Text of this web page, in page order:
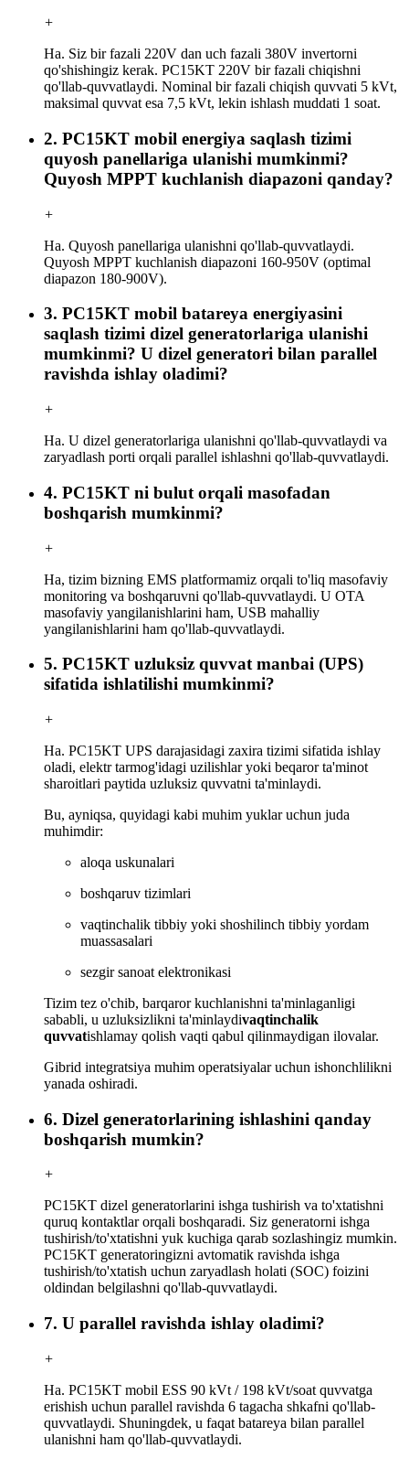
+
Ha. Siz bir fazali 220V dan uch fazali 380V invertorni
qo'shishingiz kerak. PC15KT 220V bir fazali chiqishni
qo'llab-quvvatlaydi. Nominal bir fazali chiqish quvvati 5 kVt,
maksimal quvvat esa 7,5 kVt, lekin ishlash muddati 1 soat.
2. PC15KT mobil energiya saqlash tizimi
quyosh panellariga ulanishi mumkinmi?
Quyosh MPPT kuchlanish diapazoni qanday?
+
Ha. Quyosh panellariga ulanishni qo'llab-quvvatlaydi.
Quyosh MPPT kuchlanish diapazoni 160-950V (optimal
diapazon 180-900V).
3. PC15KT mobil batareya energiyasini
saqlash tizimi dizel generatorlariga ulanishi
mumkinmi? U dizel generatori bilan parallel
ravishda ishlay oladimi?
+
Ha. U dizel generatorlariga ulanishni qo'llab-quvvatlaydi va
zaryadlash porti orqali parallel ishlashni qo'llab-quvvatlaydi.
4. PC15KT ni bulut orqali masofadan
boshqarish mumkinmi?
+
Ha, tizim bizning EMS platformamiz orqali to'liq masofaviy
monitoring va boshqaruvni qo'llab-quvvatlaydi. U OTA
masofaviy yangilanishlarini ham, USB mahalliy
yangilanishlarini ham qo'llab-quvvatlaydi.
5. PC15KT uzluksiz quvvat manbai (UPS)
sifatida ishlatilishi mumkinmi?
+
Ha. PC15KT UPS darajasidagi zaxira tizimi sifatida ishlay
oladi, elektr tarmog'idagi uzilishlar yoki beqaror ta'minot
sharoitlari paytida uzluksiz quvvatni ta'minlaydi.
Bu, ayniqsa, quyidagi kabi muhim yuklar uchun juda
muhimdir:
aloqa uskunalari
boshqaruv tizimlari
vaqtinchalik tibbiy yoki shoshilinch tibbiy yordam
muassasalari
sezgir sanoat elektronikasi
Tizim tez o'chib, barqaror kuchlanishni ta'minlaganligi
sababli, u uzluksizlikni ta'minlaydivaqtinchalik
quvvatishlamay qolish vaqti qabul qilinmaydigan ilovalar.
Gibrid integratsiya muhim operatsiyalar uchun ishonchlilikni
yanada oshiradi.
6. Dizel generatorlarining ishlashini qanday
boshqarish mumkin?
+
PC15KT dizel generatorlarini ishga tushirish va to'xtatishni
quruq kontaktlar orqali boshqaradi. Siz generatorni ishga
tushirish/to'xtatishni yuk kuchiga qarab sozlashingiz mumkin.
PC15KT generatoringizni avtomatik ravishda ishga
tushirish/to'xtatish uchun zaryadlash holati (SOC) foizini
oldindan belgilashni qo'llab-quvvatlaydi.
7. U parallel ravishda ishlay oladimi?
+
Ha. PC15KT mobil ESS 90 kVt / 198 kVt/soat quvvatga
erishish uchun parallel ravishda 6 tagacha shkafni qo'llab-
quvvatlaydi. Shuningdek, u faqat batareya bilan parallel
ulanishni ham qo'llab-quvvatlaydi.